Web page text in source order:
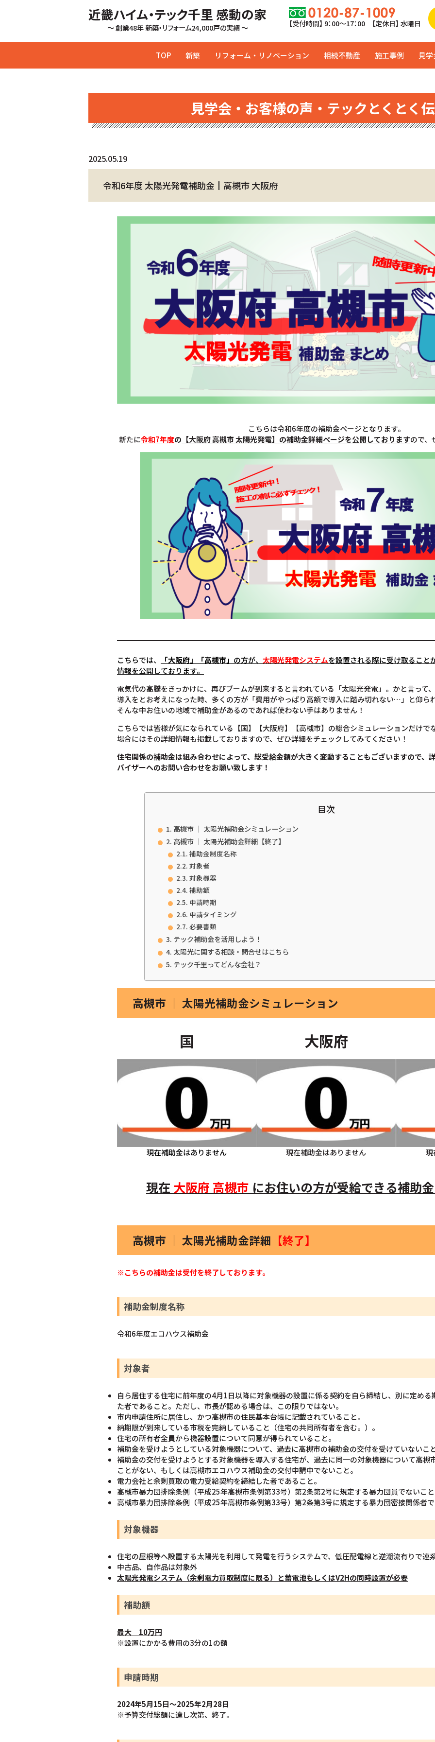
近畿ハイム・テック千里 感動の家
～ 創業48年 新築・リフォーム24,000戸の実績 ～ 【受付時間】 9：00〜17：00 【定休日】 水曜日
TOP 新築 リフォーム・リノベーション 相続不動産 施工事例 見
見学会・お客様の声・テックとくとく
2025.05.19
令和6年度 太陽光発電補助金┃高槻市 大阪府
こちらは令和6年度の補助金ページとなります。
新たに令和7年度の 【大阪府 高槻市太陽光発電】の補助金詳細ページを公開しておりますので、
こちらでは、 「大阪府」「高槻市」 の方が、 太陽光発電システムを設置される際に受け取ること
情報を公開しております。
電気代の高騰をきっかけに、再びブームが到来すると言われている「太陽光発電」。かと言って
導入をとお考えになった時、多くの方が「費用がやっぱり高額で導入に踏み切れない…」と仰ら
そんな中お住いの地域で補助金があるのであれば使わない手はありません！
こちらでは皆様が気になられている【国】【大阪府】【高槻市】の総合シミュレーションだけで
場合にはその詳細情報も掲載しておりますので、ぜひ詳細をチェックしてみてください！
住宅関係の補助金は組み合わせによって、総受給金額が大きく変動することもございますので、
バイザーへのお問い合わせをお願い致します！
目次
高槻市 ｜ 太陽光補助金シミュレーション
高槻市 ｜ 太陽光補助金詳細【終了】
補助金制度名称
対象者
対象機器
補助額
申請時期
申請タイミング
必要書類
テック補助金を活用しよう！
太陽光に関する相談・問合せはこちら
テック千里ってどんな会社？
高槻市 ｜ 太陽光補助金シミュレーション
国
現在補助金はありません
大阪府
現在補助金はありません 現
現在 大阪府 高槻市 にお住いの方が受給できる補助
高槻市 ｜ 太陽光補助金詳細 【終了】
※こちらの補助金は受付を終了しております。
補助金制度名称
令和6年度エコハウス補助金
対象者
自ら居住する住宅に前年度の4月1日以降に対象機器の設置に係る契約を自ら締結し、別に定め
た者であること。ただし、市長が認める場合は、この限りではない。
市内申請住所に居住し、かつ高槻市の住民基本台帳に記載されていること。
納期限が到来している市税を完納していること（住宅の共同所有者を含む。）。
住宅の所有者全員から機器設置について同意が得られていること。
補助金を受けようとしている対象機器について、過去に高槻市の補助金の交付を受けていないこ
補助金の交付を受けようとする対象機器を導入する住宅が、過去に同一の対象機器について高槻
ことがない、もしくは高槻市エコハウス補助金の交付申請中でないこと。
電力会社と余剰買取の電力受給契約を締結した者であること。
高槻市暴力団排除条例（平成25年高槻市条例第33号）第2条第2号に規定する暴力団員でないこ
高槻市暴力団排除条例（平成25年高槻市条例第33号）第2条第3号に規定する暴力団密接関係者
対象機器
住宅の屋根等へ設置する太陽光を利用して発電を行うシステムで、低圧配電線と逆潮流有りで連
中古品、自作品は対象外
太陽光発電システム（余剰電力買取制度に限る）と蓄電池もしくはV2Hの同時設置が必要
補助額
最大 10万円
※設置にかかる費用の3分の1の額
申請時期
2024年5月15日～2025年2月28日
※予算交付総額に達し次第、終了。